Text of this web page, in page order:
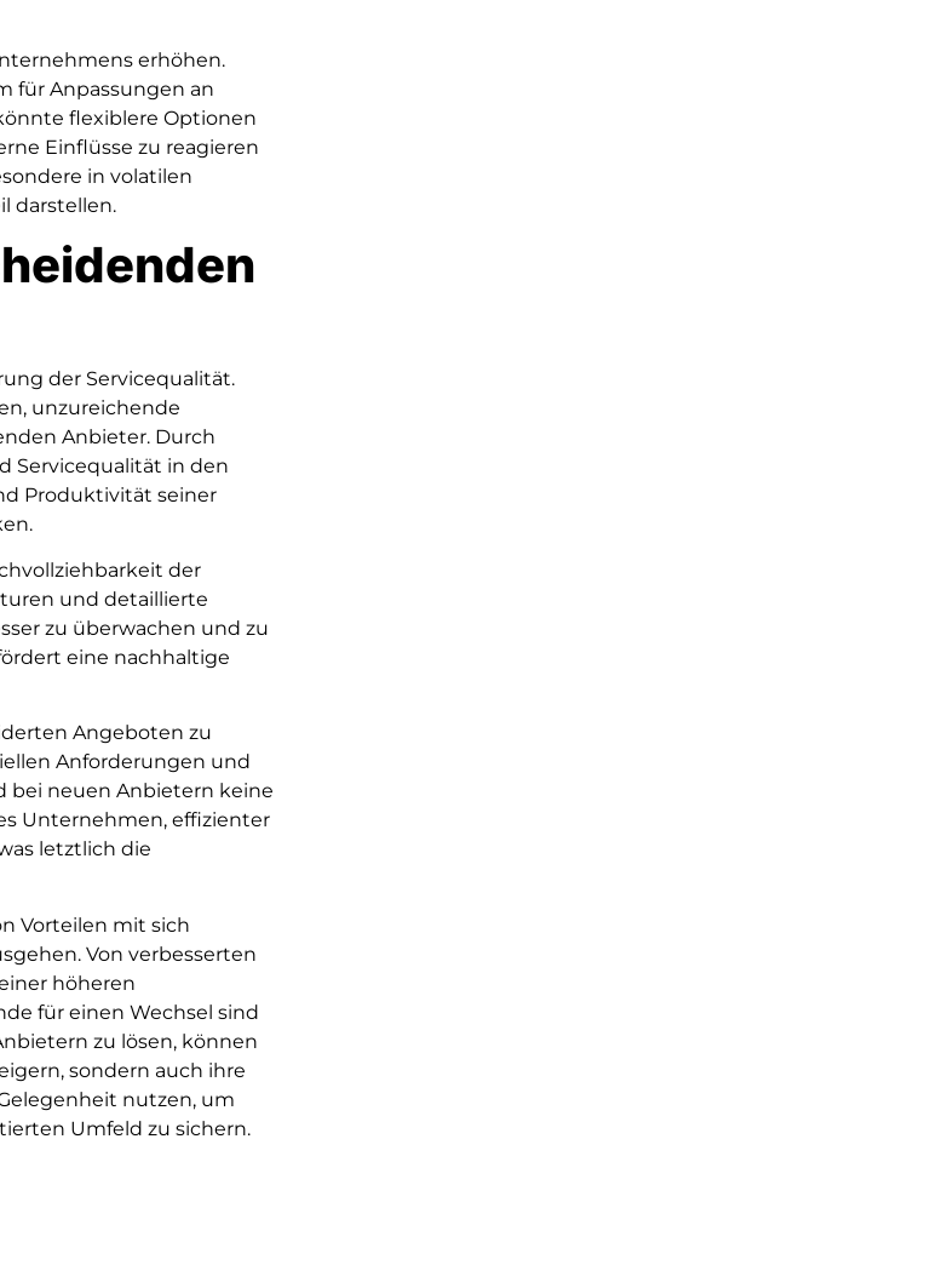
erhöhen.
für Anpassungen an
flexiblere Optionen
Einflüsse zu reagieren
in volatilen
darstellen.
der Servicequalität.
unzureichende
Anbieter. Durch
Servicequalität in den
Produktivität seiner
der
und detaillierte
zu überwachen und zu
eine nachhaltige
Angeboten zu
Anforderungen und
bei neuen Anbietern keine
Unternehmen, effizienter
letztlich die
Vorteilen mit sich
Von verbesserten
höheren
für einen Wechsel sind
zu lösen, können
sondern auch ihre
nutzen, um
Umfeld zu sichern.